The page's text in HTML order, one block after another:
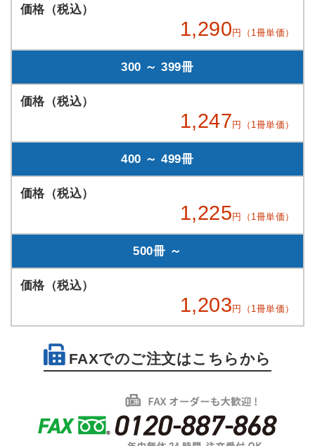
1,290 円（1冊単価）
300 ～ 399冊
1,247 円（1冊単価）
400 ～ 499冊
1,225 円（1冊単価）
500冊 ～
1,203 円（1冊単価）
FAXでのご注文はこちらから